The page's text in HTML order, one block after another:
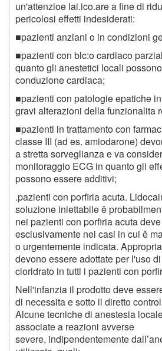
un'attenzioe lai.ico.are a fine di
pericolosi effetti indesiderati:
■pazienti anziani o in condizioni
■pazienti con blc:o cardiaco
quanto gli anestetici locali
conduzione cardiaca;
■pazienti con patologie epatiche
gravi alterazioni della funzionalita
■pazienti in trattamento con
classe III (ad es. amiodarone)
a stretta sorveglianza e va
monitoraggio ECG in quanto gli
possono essere additivi;
.pazienti con porfiria acuta.
soluzione iniettabile ě
nei pazienti con porfiria acuta
esclusivamente nei casi in cui ě
o urgentemente indicata.
devono essere adottate per l'uso
cloridrato in tutti i pazienti con
Nell'infanzia il prodotto deve
di necessita e sotto il diretto
Alcune tecniche di anestesia
associate a reazioni avverse
severe, indipendentemente